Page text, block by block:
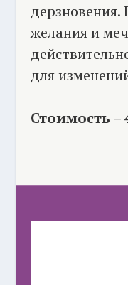
желания и
для
Стоимость –